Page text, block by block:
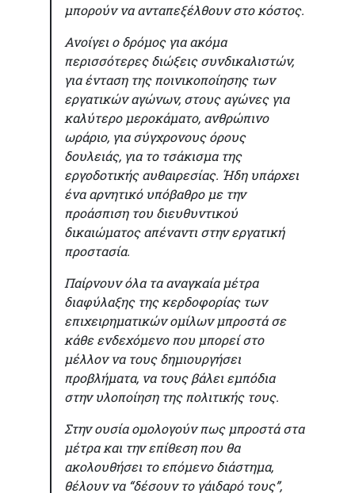
μπορούν να ανταπεξέλθουν στο κόστος.
Ανοίγει ο δρόμος για ακόμα
περισσότερες διώξεις συνδικαλιστών,
για ένταση της ποινικοποίησης των
εργατικών αγώνων, στους αγώνες για
καλύτερο μεροκάματο, ανθρώπινο
ωράριο, για σύγχρονους όρους
δουλειάς, για το τσάκισμα της
εργοδοτικής αυθαιρεσίας. Ήδη υπάρχει
ένα αρνητικό υπόβαθρο με την
προάσπιση του διευθυντικού
δικαιώματος απέναντι στην εργατική
προστασία.
Παίρνουν όλα τα αναγκαία μέτρα
διαφύλαξης της κερδοφορίας των
επιχειρηματικών ομίλων μπροστά σε
κάθε ενδεχόμενο που μπορεί στο
μέλλον να τους δημιουργήσει
προβλήματα, να τους βάλει εμπόδια
στην υλοποίηση της πολιτικής τους.
Στην ουσία ομολογούν πως μπροστά στα
μέτρα και την επίθεση που θα
ακολουθήσει το επόμενο διάστημα,
θέλουν να “δέσουν το γάιδαρό τους”,